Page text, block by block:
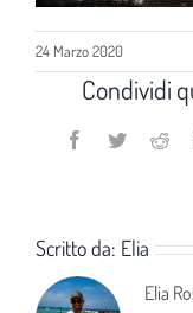
24 Marzo 2020
Condividi
Facebook
Twitter
Scritto da: Elia
Elia